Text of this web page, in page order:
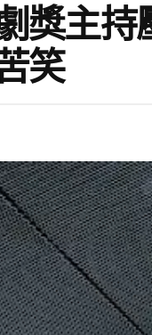
獎主持
笑